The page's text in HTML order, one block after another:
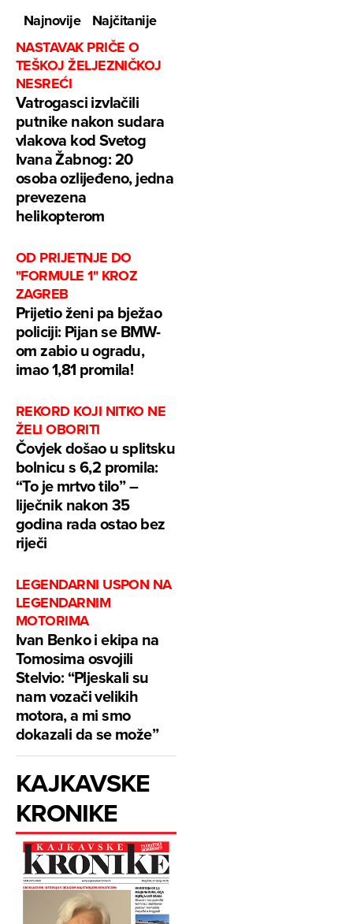
Najnovije
Najčitanije
NASTAVAK PRIČE O
TEŠKOJ ŽELJEZNIČKOJ
NESREĆI
Vatrogasci izvlačili
putnike nakon sudara
vlakova kod Svetog
Ivana Žabnog: 20
osoba ozlijeđeno, jedna
prevezena
helikopterom
OD PRIJETNJE DO
"FORMULE 1" KROZ
ZAGREB
Prijetio ženi pa bježao
policiji: Pijan se BMW-
om zabio u ogradu,
imao 1,81 promila!
REKORD KOJI NITKO NE
ŽELI OBORITI
Čovjek došao u splitsku
bolnicu s 6,2 promila:
“To je mrtvo tilo” –
liječnik nakon 35
godina rada ostao bez
riječi
LEGENDARNI USPON NA
LEGENDARNIM
MOTORIMA
Ivan Benko i ekipa na
Tomosima osvojili
Stelvio: “Pljeskali su
nam vozači velikih
motora, a mi smo
dokazali da se može”
KAJKAVSKE
KRONIKE